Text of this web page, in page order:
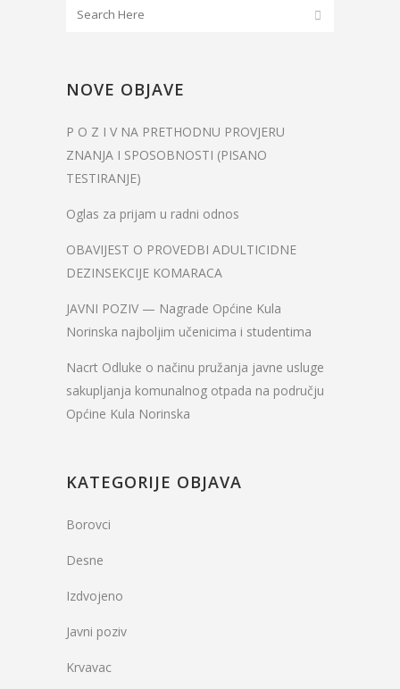
NOVE OBJAVE
P O Z I V NA PRETHODNU PROVJERU
ZNANJA I SPOSOBNOSTI (PISANO
TESTIRANJE)
Oglas za prijam u radni odnos
OBAVIJEST O PROVEDBI ADULTICIDNE
DEZINSEKCIJE KOMARACA
JAVNI POZIV — Nagrade Općine Kula
Norinska najboljim učenicima i studentima
Nacrt Odluke o načinu pružanja javne usluge
sakupljanja komunalnog otpada na području
Općine Kula Norinska
KATEGORIJE OBJAVA
Borovci
Desne
Izdvojeno
Javni poziv
Krvavac